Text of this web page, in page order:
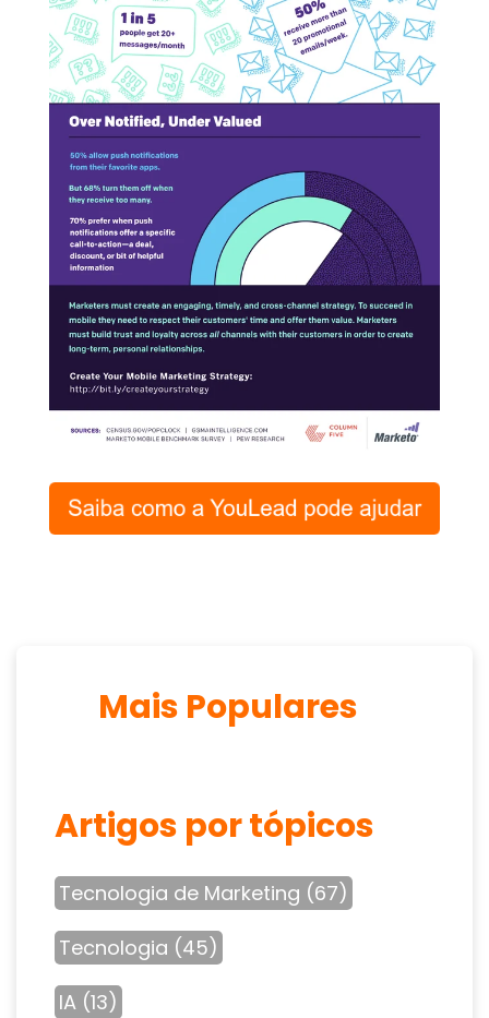
Mais Populares
Artigos por tópicos
Tecnologia de Marketing (67)
Tecnologia (45)
IA (13)